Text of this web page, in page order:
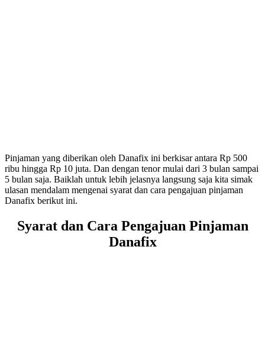
Pinjaman yang diberikan oleh Danafix ini berkisar antara Rp 500
ribu hingga Rp 10 juta. Dan dengan tenor mulai dari 3 bulan sampai
5 bulan saja. Baiklah untuk lebih jelasnya langsung saja kita simak
ulasan mendalam mengenai syarat dan cara pengajuan pinjaman
Danafix berikut ini.
Syarat dan Cara Pengajuan Pinjaman
Danafix